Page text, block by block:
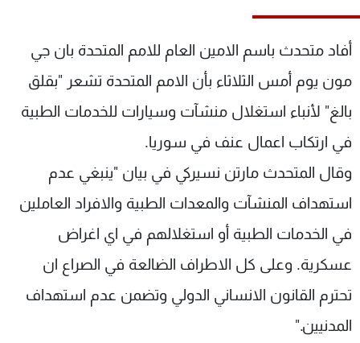
أفاد متحدث باسم الامين العام للامم المتحدة بان جي
مون يوم أمس الثلاثاء بأن الامم المتحدة تشعر "بقلق
بالغ" لأنباء استغلال منشآت وسيارات للخدمات الطبية
في ارتكاب اعمال عنف في سوريا.
وقال المتحدث مارتن نسيركي في بيان "ينبغي عدم
استهداف المنشآت والمعدات الطبية والافراد العاملين
في الخدمات الطبية أو استغلالهم في اي اغراض
عسكرية. وعلى كل الاطراف الضالعة في الصراع ان
تحترم القانون الانساني الدولي وتضمن عدم استهداف
المدنيين."